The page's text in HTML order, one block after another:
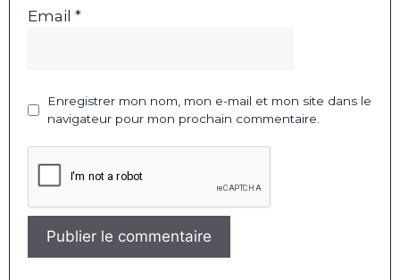
Email *
Enregistrer mon nom, mon e-mail et mon site dans le
navigateur pour mon prochain commentaire.